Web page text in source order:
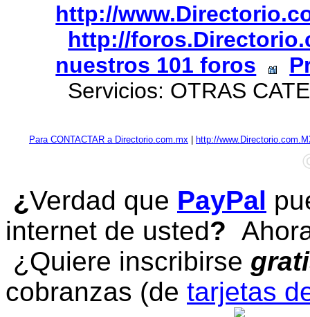
http://
http://
nuestros 101 foros
Servicios: OTRAS
Para CONTACTAR a Directorio.com.mx | http://
¿Verdad que PayPal
internet de usted?
¿Quiere inscribirse
cobranzas (de tarjetas